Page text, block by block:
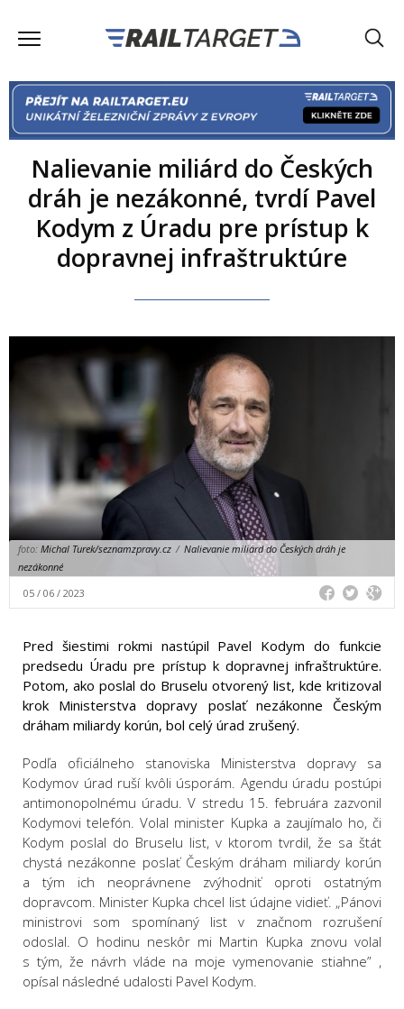
Nalievanie miliárd do Českých
dráh je nezákonné, tvrdí Pavel
Kodym z Úradu pre prístup k
dopravnej infraštruktúre
foto: Michal Turek/seznamzpravy.cz / Nalievanie miliárd do Českých dráh je
nezákonné
05 / 06 / 2023
Pred šiestimi rokmi nastúpil Pavel Kodym do funkcie
predsedu Úradu pre prístup k dopravnej infraštruktúre.
Potom, ako poslal do Bruselu otvorený list, kde kritizoval
krok Ministerstva dopravy poslať nezákonne Českým
dráham miliardy korún, bol celý úrad zrušený.
Podľa oficiálneho stanoviska Ministerstva dopravy sa
Kodymov úrad ruší kvôli úsporám. Agendu úradu postúpi
antimonopolnému úradu. V stredu 15. februára zazvonil
Kodymovi telefón. Volal minister Kupka a zaujímalo ho, či
Kodym poslal do Bruselu list, v ktorom tvrdil, že sa štát
chystá nezákonne poslať Českým dráham miliardy korún
a tým ich neoprávnene zvýhodniť oproti ostatným
dopravcom. Minister Kupka chcel list údajne vidieť. „Pánovi
ministrovi som spomínaný list v značnom rozrušení
odoslal. O hodinu neskôr mi Martin Kupka znovu volal
s tým, že návrh vláde na moje vymenovanie stiahne” ,
opísal následné udalosti Pavel Kodym.